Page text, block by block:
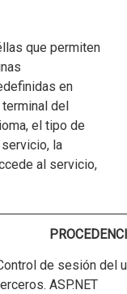
que permiten
en
del
el tipo de
la
al servicio,
de sesión del
ASP.NET